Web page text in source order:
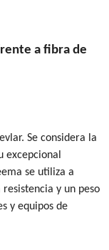
a fibra de
Se considera la
excepcional
se utiliza a
y un peso
y equipos de